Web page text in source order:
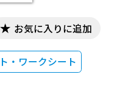
・ワークシート
お気に入りに追加